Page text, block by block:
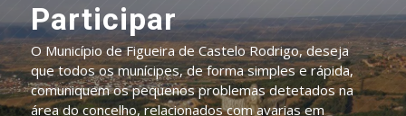
Participar
O Município de Figueira de Castelo Rodrigo, deseja
que todos os munícipes, de forma simples e rápida,
comuniquem os pequenos problemas detetados na
área do concelho, relacionados com avarias em